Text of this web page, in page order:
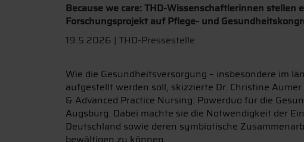
Because we care: THD-Wissenschaftlerinnen stellen
Forschungsprojekt auf Pflege- und
19.5.2026 | THD-Pressestelle
Wie die Gesundheitsversorgung – insbesondere im
aufgestellt werden soll, skizzierte Dr. Christine
& Advanced Practice Nursing: Powerduo für die
Augsburg. Dabei machte sie die Notwendigkeit der
Deutschland sowie deren symbiotische